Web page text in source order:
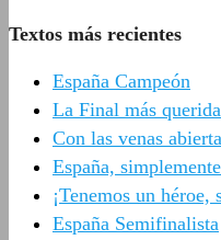
Textos más recientes
España Campeón
La Final más querida
Con las venas
España,
¡Tenemos un héroe,
España Semifinalista